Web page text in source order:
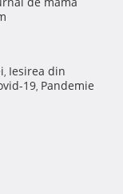
, Iesirea din
19, Pandemie